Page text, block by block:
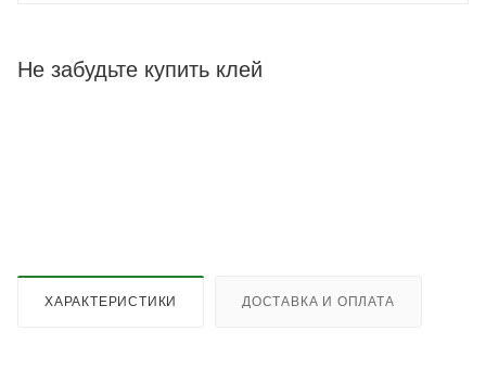
Не забудьте купить клей
ХАРАКТЕРИСТИКИ ДОСТАВКА И ОПЛАТА